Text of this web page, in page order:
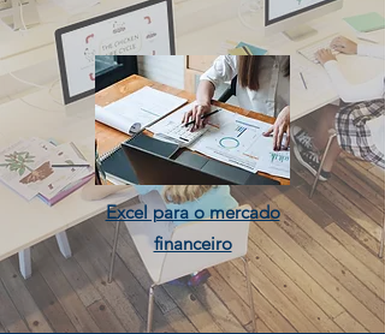
Excel para o mercado
financeiro